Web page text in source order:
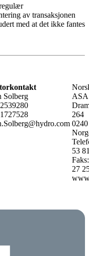
av transaksjonen
med at det ikke fantes
Solberg
ASA
264
53
27